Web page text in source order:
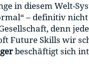
in diesem Welt-
– definitiv
denn
Future Skills wir
beschäftigt sich